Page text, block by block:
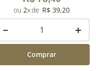
2 R$ 39,20
＋
－
Comprar